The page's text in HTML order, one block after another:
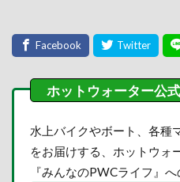
水上バイクやボート、各種
をお届けする、ホットウォ
『みんなのPWCライフ』